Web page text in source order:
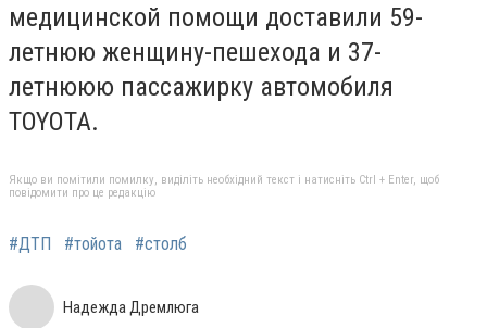
медицинской помощи доставили 59-
летнюю женщину-пешехода и 37-
летнююю пассажирку автомобиля
TOYOTA.
Якщо ви помітили помилку, виділіть необхідний текст і натисніть Ctrl + Enter, щоб
повідомити про це редакцію
#ДТП #тойота #столб
Надежда Дремлюга